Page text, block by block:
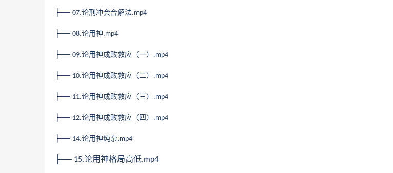
├── 07.论刑冲会合解法.mp4
├── 08.论用神.mp4
├── 09.论用神成败救应（一） .mp4
├── 10.论用神成败救应（二） .mp4
├── 11.论用神成败救应（三） .mp4
├── 12.论用神成败救应（四） .mp4
├── 14.论用神纯杂.mp4
├── 15.论用神格局高低.mp4